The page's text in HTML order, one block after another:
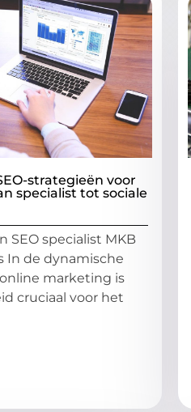
strategieën voor
specialist tot sociale
SEO specialist MKB
In de dynamische
marketing is
cruciaal voor het